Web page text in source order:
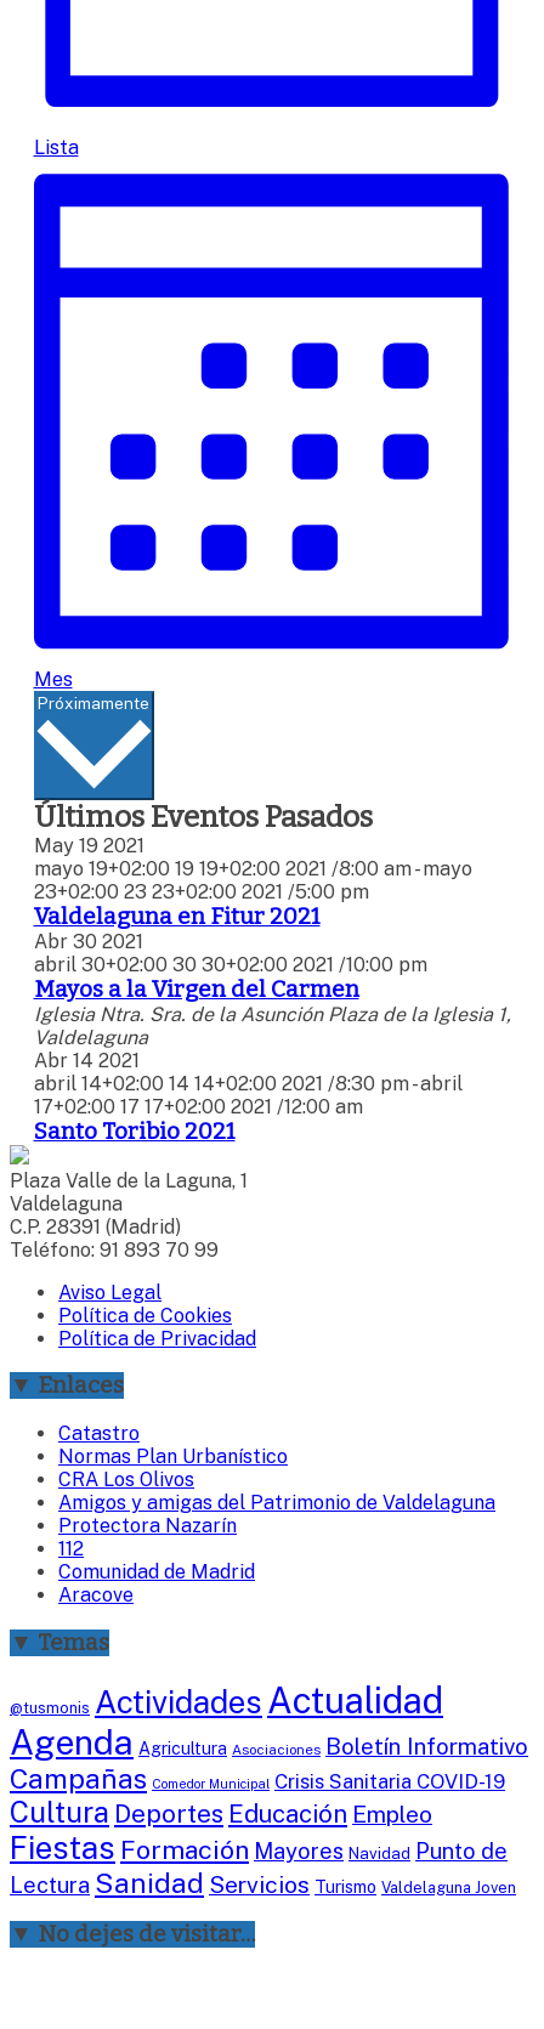
Lista
Mes
Próximamente
Últimos Eventos Pasados
May 19 2021
mayo 19+02:00 19 19+02:00 2021 /8:00 am-mayo
23+02:00 23 23+02:00 2021 /5:00 pm
Valdelaguna en Fitur 2021
Abr 30 2021
abril 30+02:00 30 30+02:00 2021 /10:00 pm
Mayos a la Virgen del Carmen
Iglesia Ntra. Sra. de la Asunción Plaza de la Iglesia 1,
Valdelaguna
Abr 14 2021
abril 14+02:00 14 14+02:00 2021 /8:30 pm-abril
17+02:00 17 17+02:00 2021 /12:00 am
Santo Toribio 2021
Plaza Valle de la Laguna, 1
Valdelaguna
C.P. 28391 (Madrid)
Teléfono: 91 893 70 99
Aviso Legal
Política de Cookies
Política de Privacidad
▼ Enlaces
Catastro
Normas Plan Urbanístico
CRA Los Olivos
Amigos y amigas del Patrimonio de Valdelaguna
Protectora Nazarín
112
Comunidad de Madrid
Aracove
▼ Temas
@tusmonis ActividadesActualidad
Agenda Agricultura Asociaciones Boletín Informativo
Campañas Comedor Municipal Crisis Sanitaria COVID-19
Cultura Deportes Educación Empleo
Fiestas Formación Mayores Navidad Punto de
Lectura Sanidad Servicios Turismo Valdelaguna Joven
▼ No dejes de visitar…